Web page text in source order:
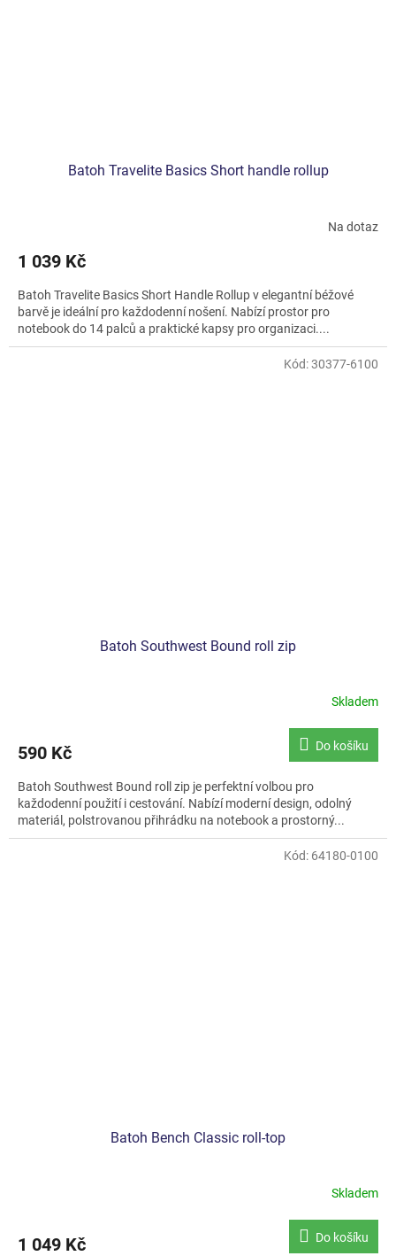
Batoh Travelite Basics Short handle rollup
Na dotaz
1 039 Kč
Batoh Travelite Basics Short Handle Rollup v elegantní béžové
barvě je ideální pro každodenní nošení. Nabízí prostor pro
notebook do 14 palců a praktické kapsy pro organizaci....
Batoh Southwest Bound roll zip
Skladem
590 Kč Do košíku
Batoh Southwest Bound roll zip je perfektní volbou pro
každodenní použití i cestování. Nabízí moderní design, odolný
materiál, polstrovanou přihrádku na notebook a prostorný...
Kód:30377-6100
Batoh Bench Classic roll-top
je
Skladem
1 049 Kč Do košíku
Kód: 64180-0100